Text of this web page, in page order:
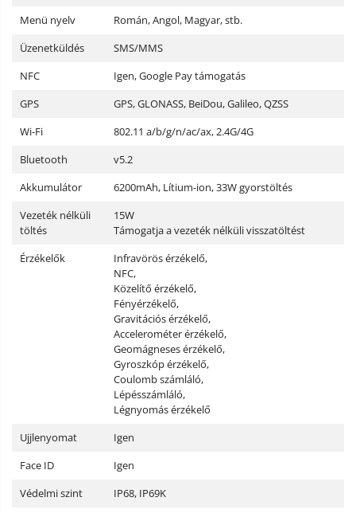
Menü nyelv
Román, Angol, Magyar, stb.
Üzenetküldés
SMS/MMS
NFC
Igen, Google Pay támogatás
GPS
GPS, GLONASS, BeiDou, Galileo, QZSS
Wi-Fi
802.11 a/b/g/n/ac/ax, 2.4G/4G
Bluetooth
v5.2
Akkumulátor
6200mAh, Lítium-ion, 33W gyorstöltés
Vezeték nélküli
töltés
15W
Támogatja a vezeték nélküli visszatöltést
Érzékelők
Infravörös érzékelő,
NFC,
Közelítő érzékelő,
Fényérzékelő,
Gravitációs érzékelő,
Accelerométer érzékelő,
Geomágneses érzékelő,
Gyroszkóp érzékelő,
Coulomb számláló,
Lépésszámláló,
Légnyomás érzékelő
Ujjlenyomat
Igen
Face ID
Igen
Védelmi szint
IP68, IP69K